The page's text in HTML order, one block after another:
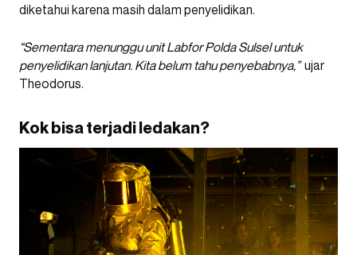
diketahui karena masih dalam penyelidikan.
“Sementara menunggu unit Labfor Polda Sulsel untuk
penyelidikan lanjutan. Kita belum tahu penyebabnya,”ujar
Theodorus.
Kok bisa terjadi ledakan?